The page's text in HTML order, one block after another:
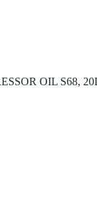
OIL S68,